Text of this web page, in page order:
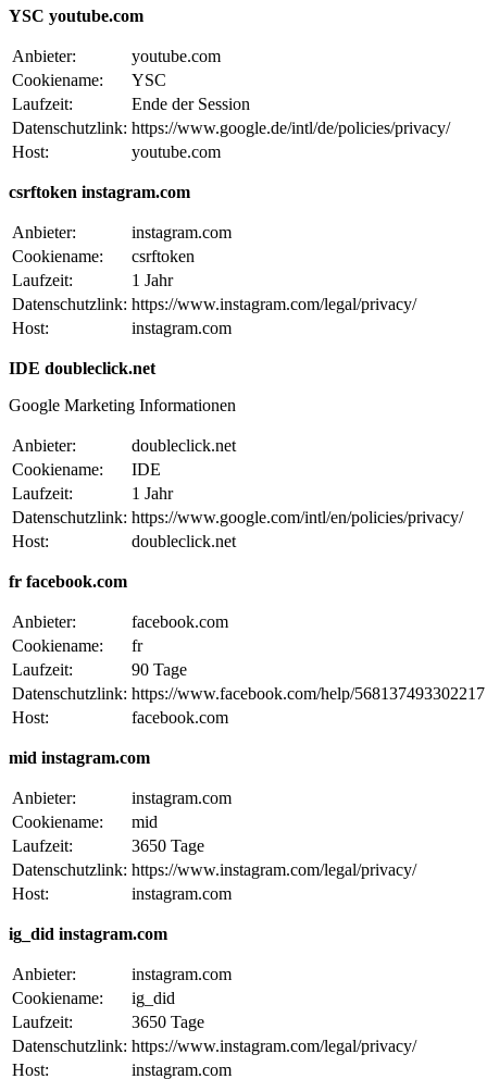
YSC youtube.com
Anbieter:
youtube.com
Cookiename:
YSC
Laufzeit:
Ende der Session
Datenschutzlink: https://www.google.de/intl/de/policies/privacy/
Host:
youtube.com
csrftoken instagram.com
Anbieter:
instagram.com
Cookiename:
csrftoken
Laufzeit:
1 Jahr
Datenschutzlink: https://www.instagram.com/legal/privacy/
Host:
instagram.com
IDE doubleclick.net
Google Marketing Informationen
Anbieter:
doubleclick.net
Cookiename:
IDE
Laufzeit:
1 Jahr
Datenschutzlink: https://www.google.com/intl/en/policies/privacy/
Host:
doubleclick.net
fr facebook.com
Anbieter:
facebook.com
Cookiename:
fr
Laufzeit:
90 Tage
Datenschutzlink: https://www.facebook.com/help/568137493302217
Host:
facebook.com
mid instagram.com
Anbieter:
instagram.com
Cookiename:
mid
Laufzeit:
3650 Tage
Datenschutzlink: https://www.instagram.com/legal/privacy/
Host:
instagram.com
ig_did instagram.com
Anbieter:
instagram.com
Cookiename:
ig_did
Laufzeit:
3650 Tage
Datenschutzlink: https://www.instagram.com/legal/privacy/
Host:
instagram.com